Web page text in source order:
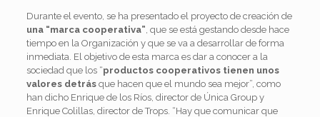
Durante el evento, se ha presentado el proyecto de creación de
una “marca cooperativa” , que se está gestando desde hace
tiempo en la Organización y que se va a desarrollar de forma
inmediata. El objetivo de esta marca es dar a conocer a la
sociedad que los “productos cooperativos tienen unos
valores detrásque hacen que el mundo sea mejor”, como
han dicho Enrique de los Ríos, director de Única Group y
Enrique Colillas, director de Trops. “Hay que comunicar que